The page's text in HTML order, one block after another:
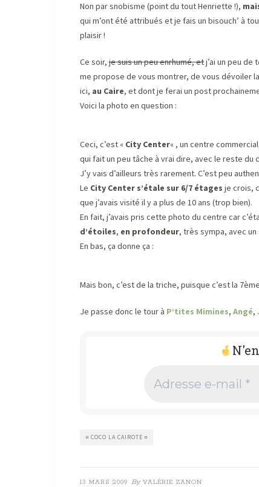
Non par snobisme (point du tout Henriette !),
qui m’ont été attribués et je fais un bisouch’ à
plaisir !
Ce soir, je suis un peu enrhumé, etj’ai un peu
me propose de vous montrer, de vous dévoiler la
ici, au Caire, et dont je ferai un post
Voici la photo en question :
Ceci, c’est « City Center« , un centre
qui fait un peu tâche à vrai dire, avec le reste du
J’y vais d’ailleurs très rarement. C’est peu
Le City Center s’étale sur 6/7 étages je crois,
que j’avais visité il y a plus de 10 ans (trop bien).
En fait, j’avais pris cette photo du centre car
d’étoiles, en profondeur, très sympa, avec
En bas, ça donne ça :
Mais bon, c’est de la triche, puisque
Je passe donc le tour à P’tites Mimines, Angé,
e-
¤ COCO LA CAIROTE ¤
13 MARS 2009 By VALÉRIE ZANON